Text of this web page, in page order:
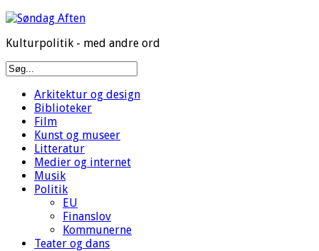
Kulturpolitik - med andre ord
Arkitektur og design
Biblioteker
Film
Kunst og museer
Litteratur
Medier og internet
Musik
Politik
EU
Finanslov
Kommunerne
Teater og dans